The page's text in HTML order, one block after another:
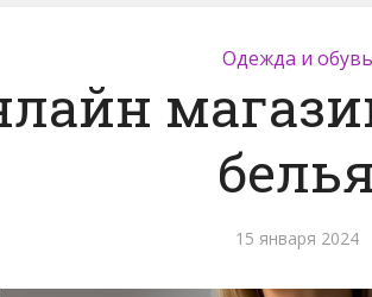
Одежда и обувь
15 января 2024